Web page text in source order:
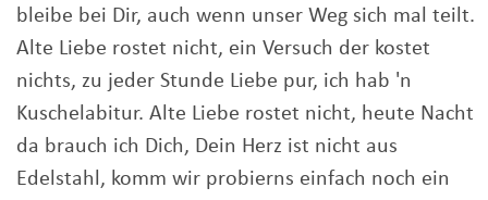
bleibe bei Dir, auch wenn unser Weg sich mal teilt.
Alte Liebe rostet nicht, ein Versuch der kostet
nichts, zu jeder Stunde Liebe pur, ich hab 'n
Kuschelabitur. Alte Liebe rostet nicht, heute Nacht
da brauch ich Dich, Dein Herz ist nicht aus
Edelstahl, komm wir probierns einfach noch ein